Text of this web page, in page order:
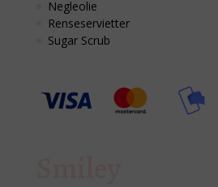
Negleolie
Renseservietter
Sugar Scrub